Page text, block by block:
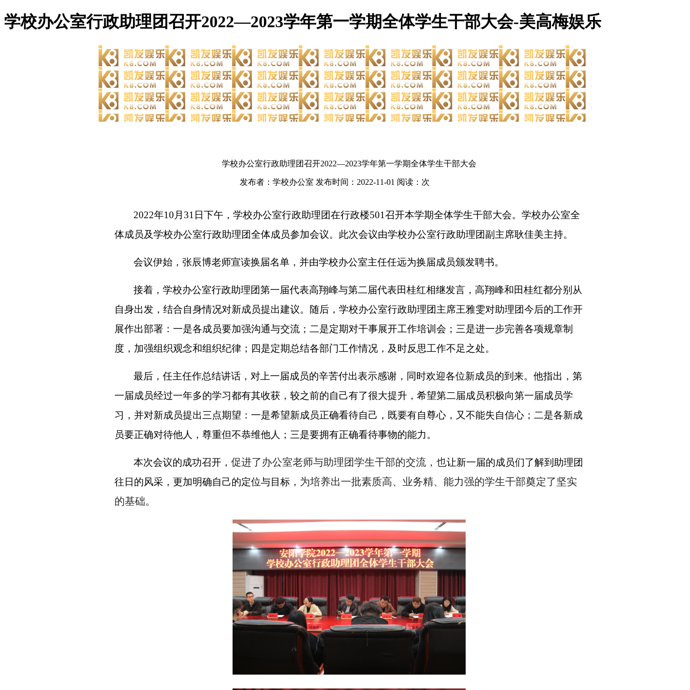
学校办公室行政助理团召开2022—2023学年第一学期全体学生干部大会-美高梅娱乐
学校办公室行政助理团召开2022—2023学年第一学期全体学生干部大会
发布者：学校办公室 发布时间：2022-11-01 阅读： 次
2022年10 月 31 日下午，学校办公室行政助理团在行政楼501召开本学期全体学生干部大会。学校办公室全
体成员及学校办公室行政助理团全体成员参加会议。 此次会议由学校办公室行政助理团副主席耿佳美主持。
会议伊始，张辰博老师宣读换届名单，并由学校办公室主任任远为换届成员颁发聘书。
接着，学校办公室行政助理团第一届代表高翔峰与第二届代表田桂红相继发言，高翔峰和田桂红都分别 从
自身出发，结合自身情况对新成员提出建议。随后，学校办公室行政助理团主席王雅雯对助理团今后的工作开
展作出部署：一是各成员要加强沟通与交流；二是定期对干事展开工作培训会；三是进一步完善各项规章制
度，加强组织观念和组织纪律；四是定期总结各部门工作情况，及时反思工作不足之处。
最后，任主任作总结讲话，对上一届成员的辛苦付出表示感谢，同时欢迎各位新成员的到来。他指出，第
一届成员经过一年多的学习都有其收获，较之前的自己有了很大提升，希望第二届成员积极向第一届成员学
习， 并对新成员提出三点期望：一是希望新成员正确看待自己，既要有自尊心，又不能失自信心；二是各新成
员要正确对待他人，尊重但不恭维他人；三是要拥有正确看待事物的能力。
本次会议的成功召开， 促进了办公室老师与助理团学生干部的交流， 也让新一届的成员们了解到助理团
往日的风采，更加明确自己的定位与目标， 为培养出一批素质高、业务精、能力强的学生干部奠定了坚实
的基础。